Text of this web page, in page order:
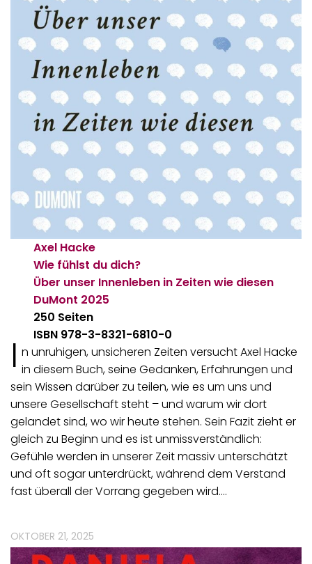
Axel Hacke
Wie fühlst du dich?
Über unser Innenleben in Zeiten wie diesen
DuMont 2025
250 Seiten
ISBN 978-3-8321-6810-0
I n unruhigen, unsicheren Zeiten versucht Axel Hacke
in diesem Buch, seine Gedanken, Erfahrungen und
sein Wissen darüber zu teilen, wie es um uns und
unsere Gesellschaft steht – und warum wir dort
gelandet sind, wo wir heute stehen. Sein Fazit zieht er
gleich zu Beginn und es ist unmissverständlich:
Gefühle werden in unserer Zeit massiv unterschätzt
und oft sogar unterdrückt, während dem Verstand
fast überall der Vorrang gegeben wird.…
OKTOBER 21, 2025